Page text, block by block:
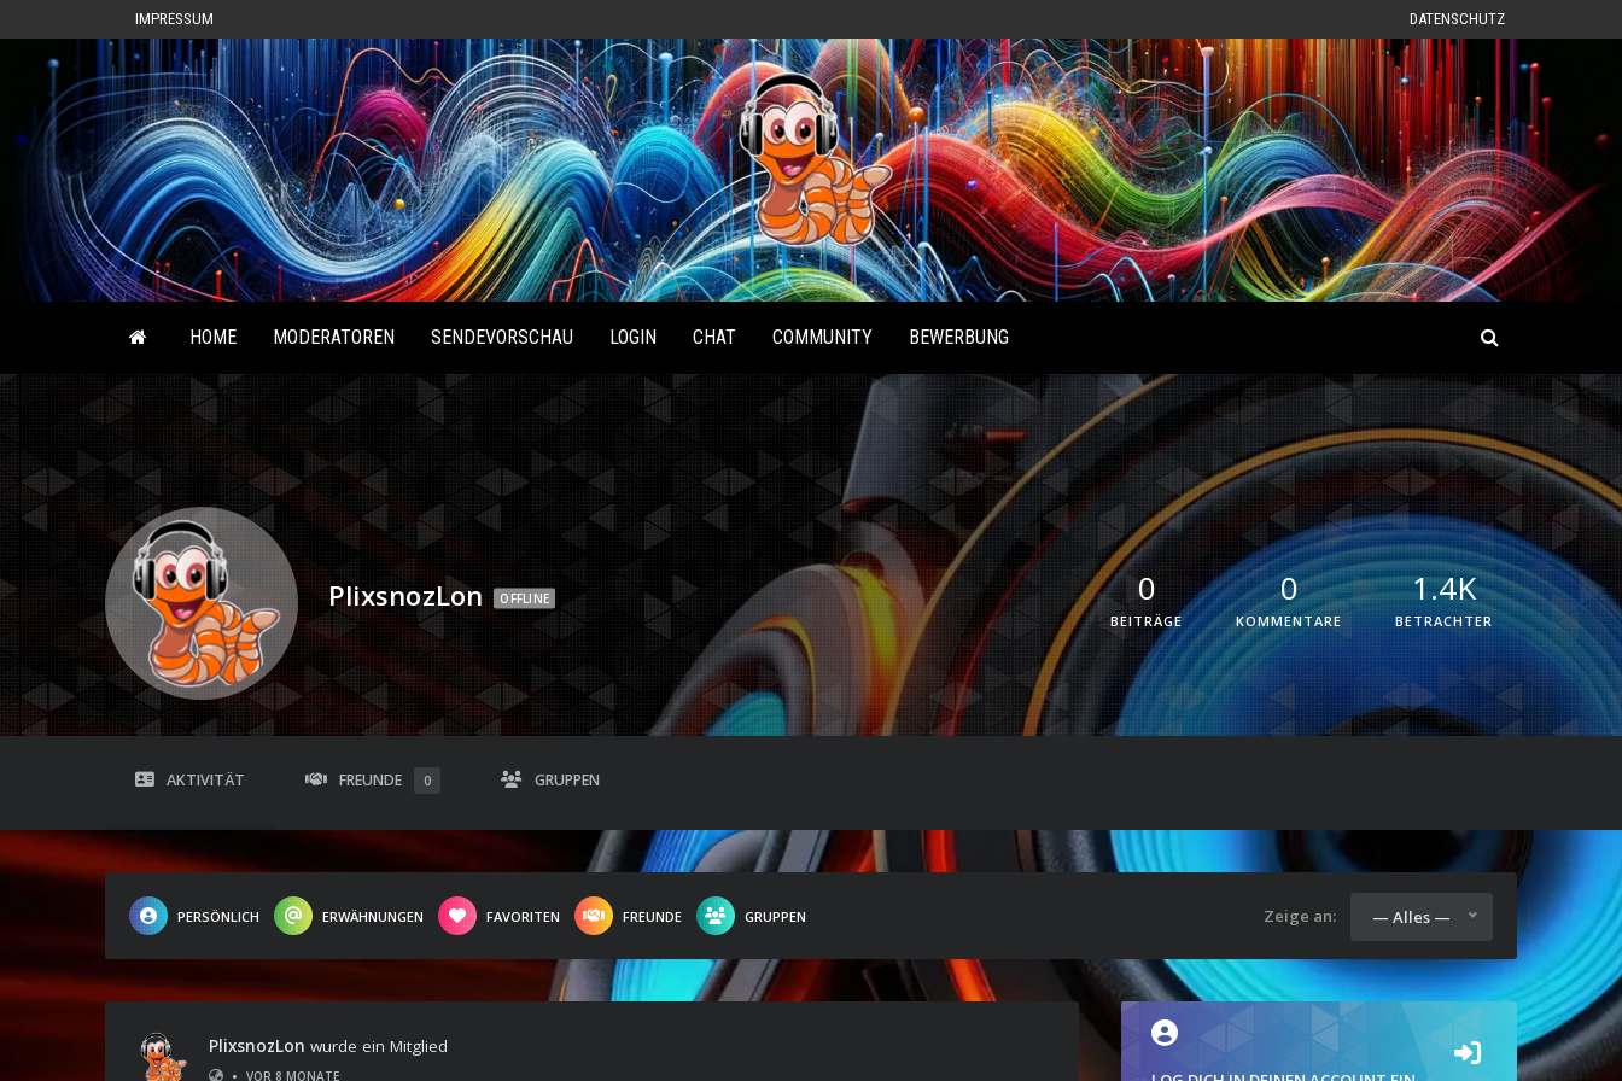
IMPRESSUM DATENSCHUTZ
Radio
Waterlu
HOME MODERATOREN SENDEVORSCHAU LOGIN CHAT COMMUNITY BEWERBUNG
PlixsnozLon OFFLINE 0
BEITRÄGE
0
KOMMENTARE
1.4K
BETRACHTER
AKTIVITÄT FREUNDE 0 GRUPPEN
PERSÖNLICH ERWÄHNUNGEN FAVORITEN FREUNDE GRUPPEN Zeige an: — Alles —
PlixsnozLon wurde ein Mitglied
• VOR 8 MONATE